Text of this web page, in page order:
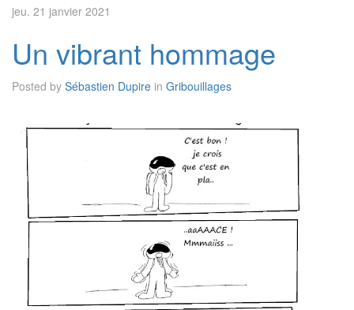
jeu. 21 janvier 2021
Un vibrant hommage
Posted by Sébastien Dupire in Gribouillages